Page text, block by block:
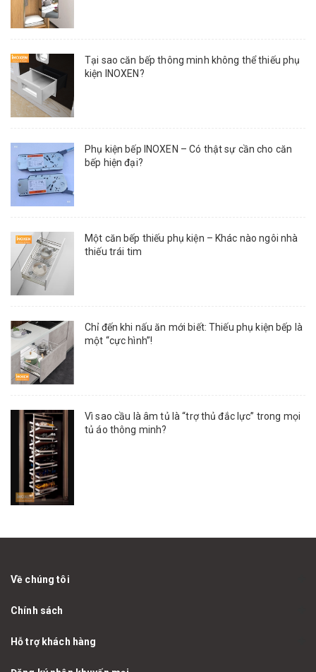
Tại sao căn bếp thông minh không thể thiếu phụ
kiện INOXEN?
Phụ kiện bếp INOXEN – Có thật sự cần cho căn
bếp hiện đại?
Một căn bếp thiếu phụ kiện – Khác nào ngôi nhà
thiếu trái tim
Chỉ đến khi nấu ăn mới biết: Thiếu phụ kiện bếp là
một “cực hình”!
Vì sao cầu là âm tủ là “trợ thủ đắc lực” trong mọi
tủ áo thông minh?
Về chúng tôi
Chính sách
Hỗ trợ khách hàng